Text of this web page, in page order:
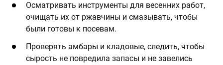
Осматривать инструменты для весенних работ,
очищать их от ржавчины и смазывать, чтобы
были готовы к посевам.
Проверять амбары и кладовые, следить, чтобы
сырость не повредила запасы и не завелись